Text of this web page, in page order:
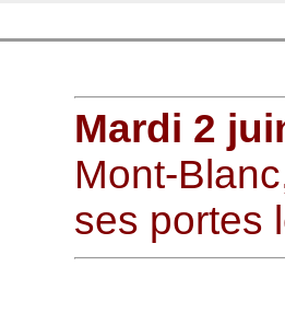
Mardi 2
Mont-
ses portes